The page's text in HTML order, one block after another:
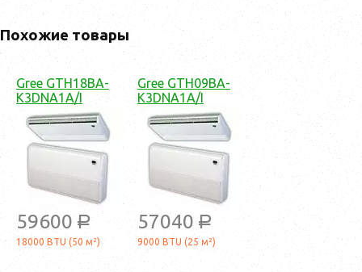
Похожие товары
Gree GTH18BA-
K3DNA1A/I
59600 a
18000 BTU (50 м²)
Gree GTH09BA-
K3DNA1A/I
57040 a
9000 BTU (25 м²)